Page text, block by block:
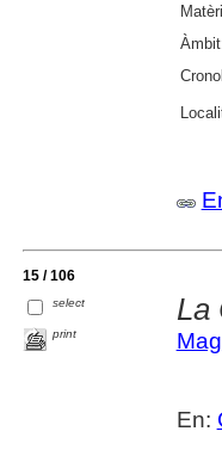
15 / 106
select
print
La
En: